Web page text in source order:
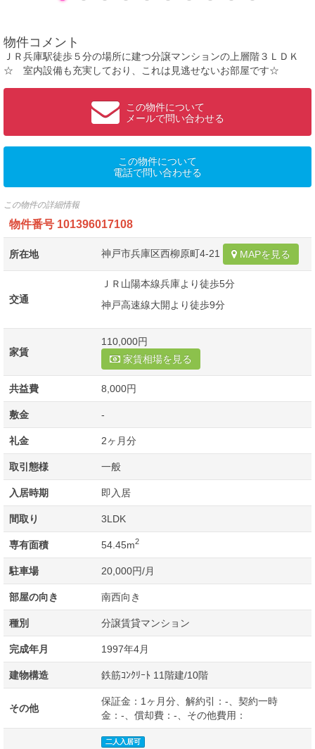
物件コメント
ＪＲ兵庫駅徒歩５分の場所に建つ分譲マンションの上層階３ＬＤＫ
☆ 室内設備も充実しており、これは見逃せないお部屋です☆
この物件について
メールで問い合わせる
この物件について
電話で問い合わせる
この物件の詳細情報
物件番号 101396017108
所在地 神戸市兵庫区西柳原町4-21 MAPを見る
交通
ＪＲ山陽本線兵庫より徒歩5分
神戸高速線大開より徒歩9分
家賃
110,000円
家賃相場を見る
共益費 8,000円
敷金 -
礼金 2ヶ月分
取引態様 一般
入居時期 即入居
間取り 3LDK
専有面積 54.45m2
駐車場 20,000円/月
部屋の向き 南西向き
種別 分譲賃貸マンション
完成年月 1997年4月
建物構造 鉄筋ｺﾝｸﾘｰﾄ 11階建/10階
その他
保証金：1ヶ月分、解約引：-、契約一時
金：-、償却費：-、その他費用：
二人入居可